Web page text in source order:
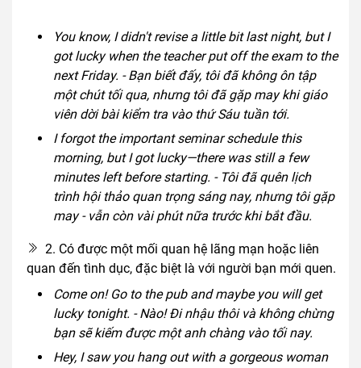
You know, I didn't revise a little bit last night, but I
got lucky when the teacher put off the exam to the
next Friday. - Bạn biết đấy, tôi đã không ôn tập
một chút tối qua, nhưng tôi đã gặp may khi giáo
viên dời bài kiểm tra vào thứ Sáu tuần tới.
I forgot the important seminar schedule this
morning, but I got lucky—there was still a few
minutes left before starting. - Tôi đã quên lịch
trình hội thảo quan trọng sáng nay, nhưng tôi gặp
may - vẫn còn vài phút nữa trước khi bắt đầu.
2. Có được một mối quan hệ lãng mạn hoặc liên
quan đến tình dục, đặc biệt là với người bạn mới quen.
Come on! Go to the pub and maybe you will get
lucky tonight. - Nào! Đi nhậu thôi và không chừng
bạn sẽ kiếm được một anh chàng vào tối nay.
Hey, I saw you hang out with a gorgeous woman